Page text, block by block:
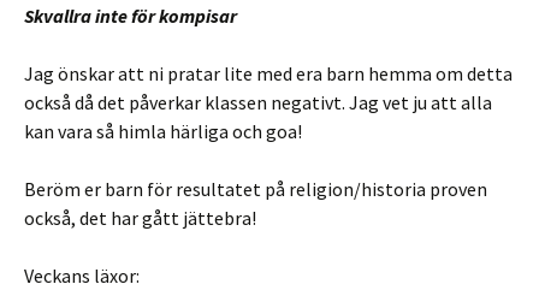
Skvallra inte för kompisar
Jag önskar att ni pratar lite med era barn hemma om detta
också då det påverkar klassen negativt. Jag vet ju att alla
kan vara så himla härliga och goa!
Beröm er barn för resultatet på religion/historia proven
också, det har gått jättebra!
Veckans läxor: